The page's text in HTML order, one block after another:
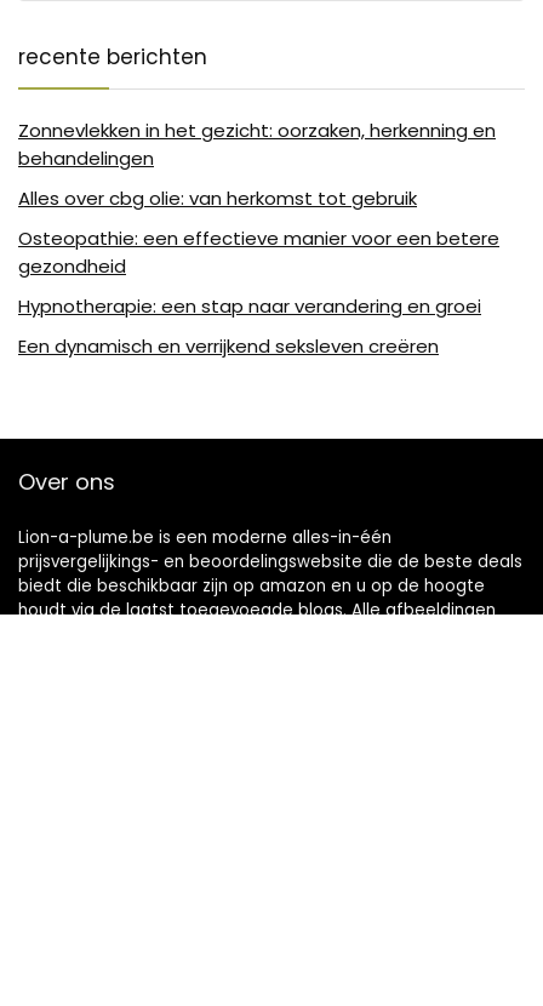
recente berichten
Zonnevlekken in het gezicht: oorzaken, herkenning en
behandelingen
Alles over cbg olie: van herkomst tot gebruik
Osteopathie: een effectieve manier voor een betere
gezondheid
Hypnotherapie: een stap naar verandering en groei
Een dynamisch en verrijkend seksleven creëren
Over ons
Lion-a-plume.be is een moderne alles-in-één
prijsvergelijkings- en beoordelingswebsite die de beste deals
biedt die beschikbaar zijn op amazon en u op de hoogte
houdt via de laatst toegevoegde blogs. Alle afbeeldingen